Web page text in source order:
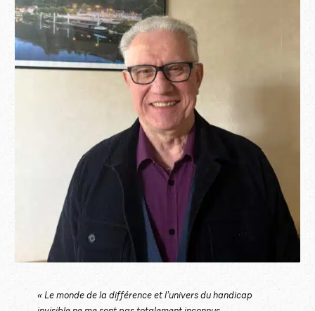
« Le monde de la différence et l’univers du handicap